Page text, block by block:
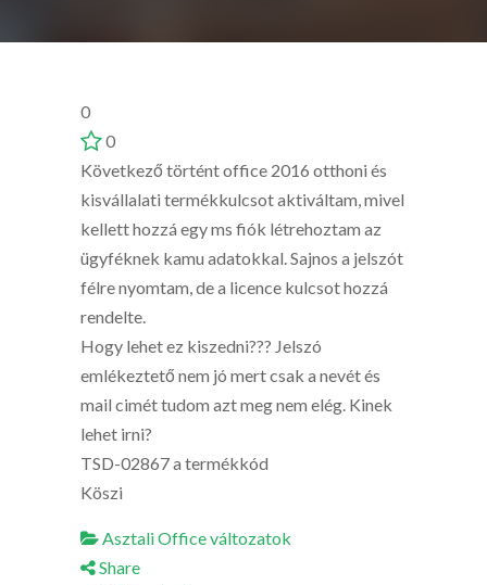
0
0
Következő történt office 2016 otthoni és
kisvállalati termékkulcsot aktiváltam, mivel
kellett hozzá egy ms fiók létrehoztam az
ügyféknek kamu adatokkal. Sajnos a jelszót
félre nyomtam, de a licence kulcsot hozzá
rendelte.
Hogy lehet ez kiszedni??? Jelszó
emlékeztető nem jó mert csak a nevét és
mail cimét tudom azt meg nem elég. Kinek
lehet irni?
TSD-02867 a termékkód
Köszi
Asztali Office változatok
Share